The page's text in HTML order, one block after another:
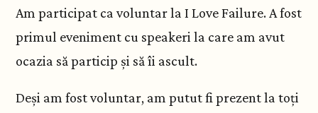
Am participat ca voluntar la I Love Failure. A fost
primul eveniment cu speakeri la care am avut
ocazia să particip și să îi ascult.
Deși am fost voluntar, am putut fi prezent la toți